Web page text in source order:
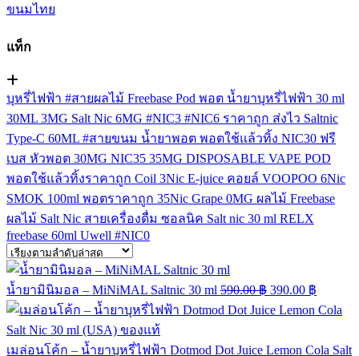
ขนมไทย
แท็ก
บุหรี่ไฟฟ้า #สายผลไม้ Freebase Pod พอต น้ำยาบุหรี่ไฟฟ้า 30 ml
30ML 3MG Salt Nic 6MG #NIC3 #NIC6 ราคาถูก ส่งไว Saltnic
Type-C 60ML #สายขนม น้ำยาพอต พอตใช้แล้วทิ้ง NIC30 ฟรี
เบส หัวพอต 30MG NIC35 35MG DISPOSABLE VAPE POD
พอตใช้แล้วทิ้งราคาถูก Coil 3Nic E-juice คอยล์ VOOPOO 6Nic
SMOK 100ml พอตราคาถูก 35Nic Grape 0MG ผลไม้ Freebase
ผลไม้ Salt Nic สายเครื่องดื่ม ซอลนิค Salt nic 30 ml RELX
freebase 60ml Uwell #NIC0
น้ำยามินิมอล – MiNiMAL Saltnic 30 ml 590.00฿ 390.00 ฿
เมล่อนโค้ก – น้ำยาบุหรี่ไฟฟ้า Dotmod Dot Juice Lemon Cola Salt